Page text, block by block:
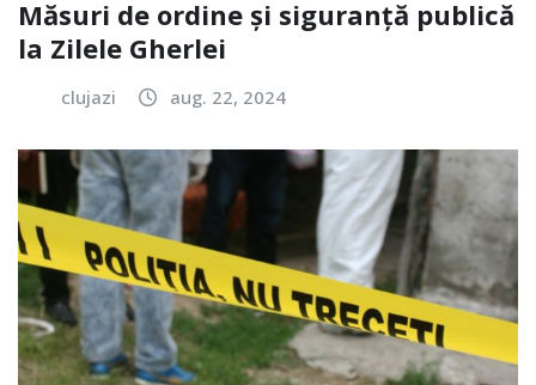
Măsuri de ordine și siguranță publică
la Zilele Gherlei
clujazi aug. 22, 2024